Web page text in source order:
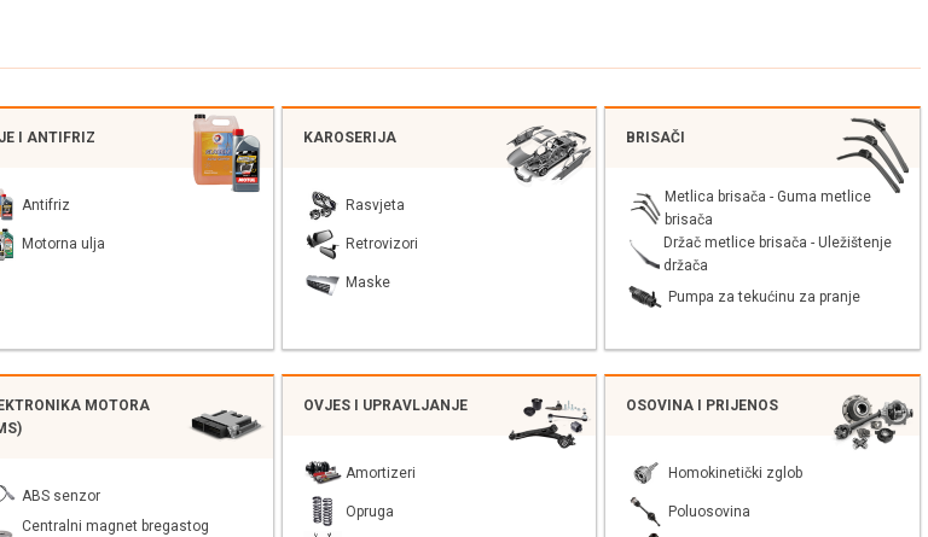
I ANTIFRIZ
Antifriz
Motorna ulja
KAROSERIJA
Rasvjeta
Retrovizori
Maske
BRISAČI
Metlica brisača - Guma metlice
brisača
Držač metlice brisača - Uležištenje
držača
Pumpa za tekućinu za pranje
MOTORA
ABS senzor
Centralni magnet bregastog
OVJES I UPRAVLJANJE
Amortizeri
Opruga
OSOVINA I PRIJENOS
Homokinetički zglob
Poluosovina